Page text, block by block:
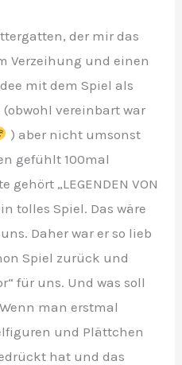
der mir das
Verzeihung und einen
mit dem Spiel als
vereinbart war
) aber nicht umsonst
gefühlt 100mal
„LEGENDEN VON
tolles Spiel. Das wäre
Daher war er so lieb
Spiel zurück und
für uns. Und was soll
man erstmal
und Plättchen
hat und das